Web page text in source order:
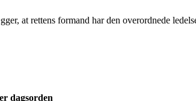
at rettens formand har den overordnede
dagsorden